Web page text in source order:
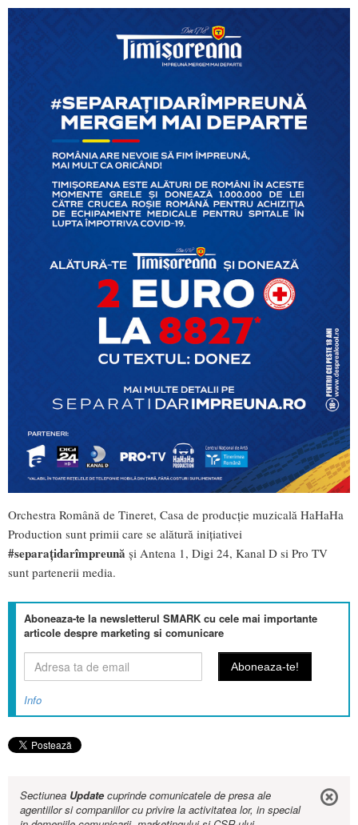
Orchestra Română de Tineret, Casa de producţie muzicală HaHaHa
Production sunt primii care se alătură inițiativei
#separațidarîmpreună și Antena 1, Digi 24, Kanal D si Pro TV
sunt partenerii media.
Aboneaza-te la newsletterul SMARK cu cele mai importante
articole despre marketing si comunicare
Info
Sectiunea Updatecuprinde comunicatele de presa ale
agentiilor si companiilor cu privire la activitatea lor, in special